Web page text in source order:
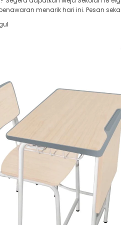
menarik hari ini. Pesan